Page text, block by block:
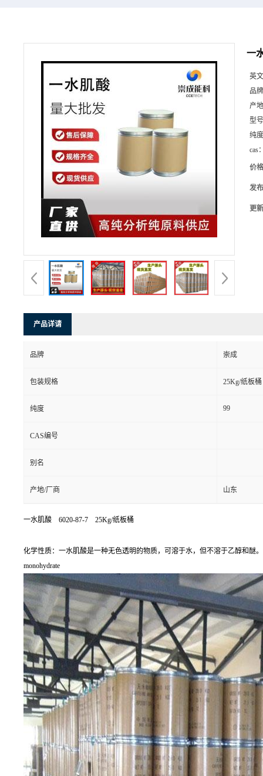
一
英
品
产
型
纯
cas
价
发
更
产品详请
品牌 崇成
包装规格 25Kg/纸板桶
纯度 99
CAS编号
别名
产地/厂商 山东
一水肌酸 6020-87-7 25Kg/纸板桶
化学性质：一水肌酸是一种无色透明的物质，可溶于水，但不溶于乙醇和醚
monohydrate